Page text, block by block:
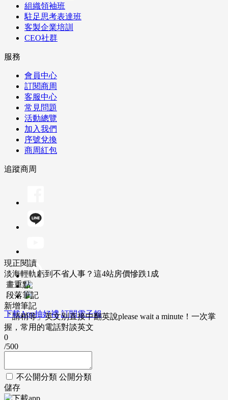
組織領袖班
駐足思考表達班
客製企業培訓
CEO社群
服務
會員中心
訂閱商周
客服中心
常見問題
活動總覽
加入我們
序號兌換
商周紅包
追蹤商周
下載App抽好禮 訂閱電子報
現正閱讀
淡海輕軌虧到不省人事？這4站房價慘跌1成
畫重點
段落筆記
新增筆記
「請稍等」英文別直接中翻英說please wait a minute！一次掌
握，常用的電話對談英文
0
/500
不公開分類 公開分類
儲存